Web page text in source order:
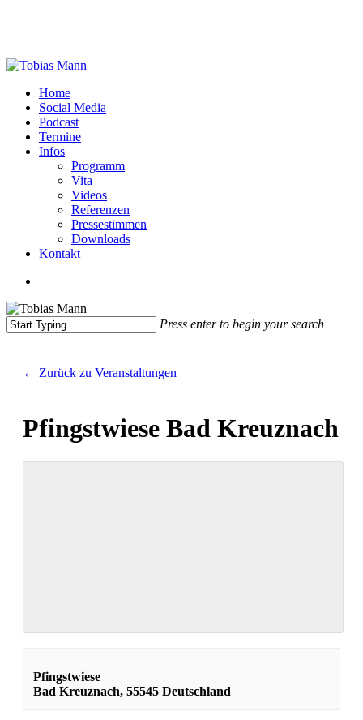
content
Menu
Home
Social Media
Podcast
Termine
Infos
Programm
Vita
Videos
Referenzen
Presse­stimmen
Downloads
Kontakt
Press enter to begin your search
← Zurück zu Veranstaltungen
Pfingstwiese Bad Kreuznach
Pfingstwiese
Bad Kreuznach, 55545 Deutschland